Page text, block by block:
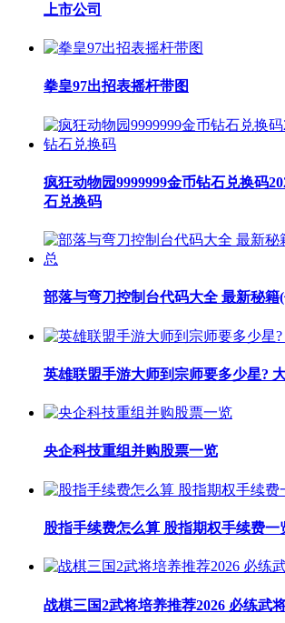
上市公司
拳皇97出招表摇杆带图
疯狂动物园9999999金币钻石兑换码
石兑换码
部落与弯刀控制台代码大全 最新秘籍
英雄联盟手游大师到宗师要多少星?
央企科技重组并购股票一览
股指手续费怎么算 股指期权手续费一
战棋三国2武将培养推荐2026 必练武